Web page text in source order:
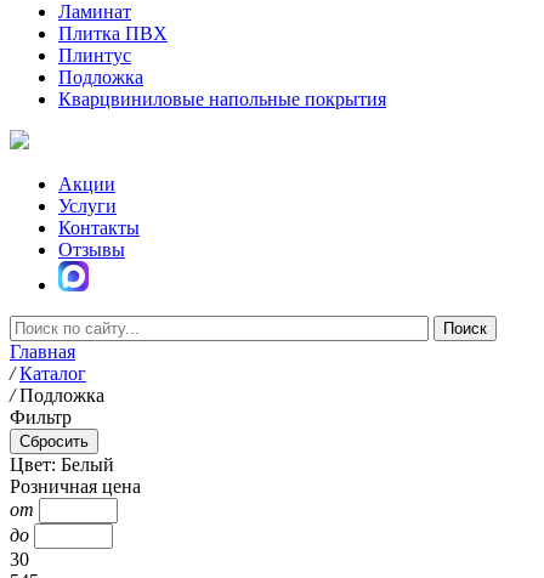
Ламинат
Плитка ПВХ
Плинтус
Подложка
Кварцвиниловые напольные покрытия
Акции
Услуги
Контакты
Отзывы
Главная
/ Каталог
/ Подложка
Фильтр
Цвет: Белый
Розничная цена
от
до
30